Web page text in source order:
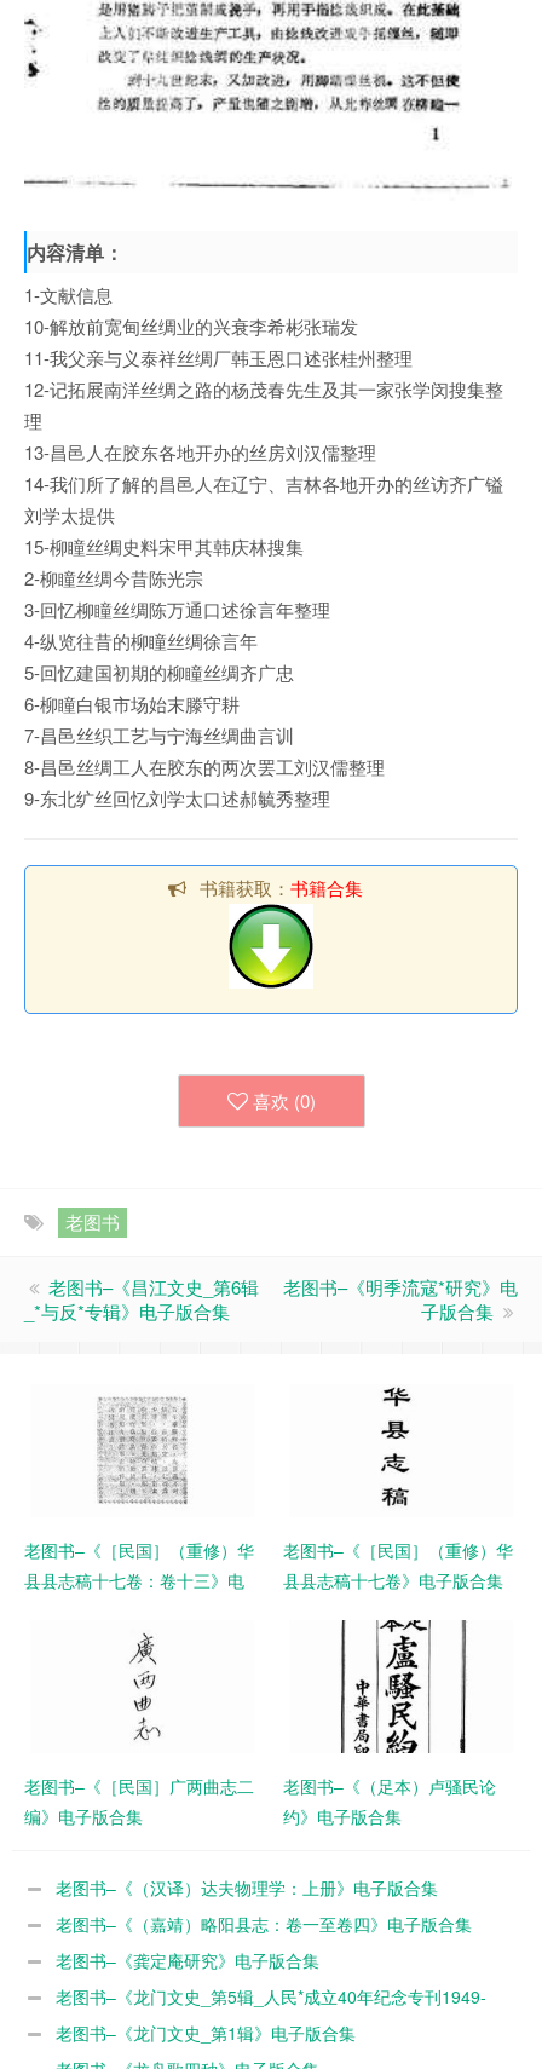
内容清单：
1-文献信息
10-解放前宽甸丝绸业的兴衰李希彬张瑞发
11-我父亲与义泰祥丝绸厂韩玉恩口述张桂州整理
12-记拓展南洋丝绸之路的杨茂春先生及其一家张学闵搜集整
理
13-昌邑人在胶东各地开办的丝房刘汉儒整理
14-我们所了解的昌邑人在辽宁、吉林各地开办的丝访齐广镒
刘学太提供
15-柳瞳丝绸史料宋甲其韩庆林搜集
2-柳瞳丝绸今昔陈光宗
3-回忆柳瞳丝绸陈万通口述徐言年整理
4-纵览往昔的柳瞳丝绸徐言年
5-回忆建国初期的柳瞳丝绸齐广忠
6-柳瞳白银市场始末滕守耕
7-昌邑丝织工艺与宁海丝绸曲言训
8-昌邑丝绸工人在胶东的两次罢工刘汉儒整理
9-东北纩丝回忆刘学太口述郝毓秀整理
书籍获取： 书籍合集
喜欢 (0)
老图书
老图书–《昌江文史_第6辑
_*与反*专辑》电子版合集
老图书–《明季流寇*研究》电
子版合集
老图书–《［民国］（重修）华
县县志稿十七卷：卷十三》电
老图书–《［民国］（重修）华
县县志稿十七卷》电子版合集
老图书–《［民国］广两曲志二
编》电子版合集
老图书–《（足本）卢骚民论
约》电子版合集
老图书–《（汉译）达夫物理学：上册》电子版合集
老图书–《（嘉靖）略阳县志：卷一至卷四》电子版合集
老图书–《龚定庵研究》电子版合集
老图书–《龙门文史_第5辑_人民*成立40年纪念专刊1949-
1989》电子版合集
老图书–《龙门文史_第1辑》电子版合集